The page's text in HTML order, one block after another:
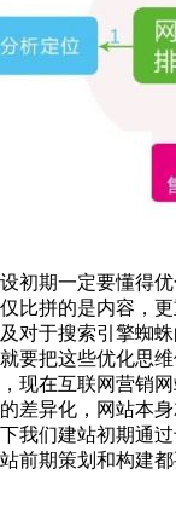
期一定要懂得优
比拼的是内容，
对于搜索引擎蜘
要把这些优化思
现在互联网营销
差异化，网站本
我们建站初期通
前期策划和构建